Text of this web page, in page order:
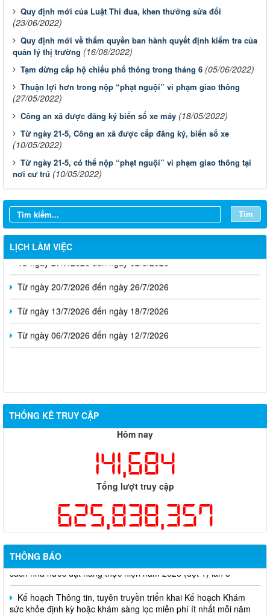
Quy định mới của Luật Thi đua, khen thưởng sửa đổi
(23/06/2022)
Quy định mới về thẩm quyền ban hành quyết định kiểm tra của
quản lý thị trường (16/06/2022)
Tạm dừng cấp hộ chiếu phổ thông trong tháng 6 (05/06/2022)
Thuận lợi hơn trong nộp “phạt nguội” vi phạm giao thông
(27/05/2022)
Công an xã được đăng ký biển số xe máy (18/05/2022)
Từ ngày 21-5, Công an xã được cấp đăng ký, biển số xe
(10/05/2022)
Từ ngày 21-5, có thể nộp “phạt nguội” vi phạm giao thông tại
nơi cư trú (10/05/2022)
Tìm
LỊCH LÀM VIỆC
Từ ngày 03/8/2026 đến ngày 09/8/2026
Từ ngày 27/7/2026 đến ngày 02/8/2026
Từ ngày 20/7/2026 đến ngày 26/7/2026
Từ ngày 13/7/2026 đến ngày 18/7/2026
Từ ngày 06/7/2026 đến ngày 12/7/2026
THỐNG KÊ TRUY CẬP
Hôm nay
141,684
Tổng lượt truy cập
625,838,357
THÔNG BÁO
Thông báo về việc tuyển dụng viên chức năm 2026
Thông báo tuyển chọn tổ chức và cá nhân chủ trì thực hiện
nhiệm vụ khoa học và công nghệ cấp thành phố sử dụng ngân
sách nhà nước đặt hàng thực hiện năm 2026 (đợt 1) lần 3
Kế hoạch Thông tin, tuyên truyền triển khai Kế hoạch Khám
sức khỏe định kỳ hoặc khám sàng lọc miễn phí ít nhất mỗi năm
một lần cho người dân trên địa bàn thành phố Đồng Nai